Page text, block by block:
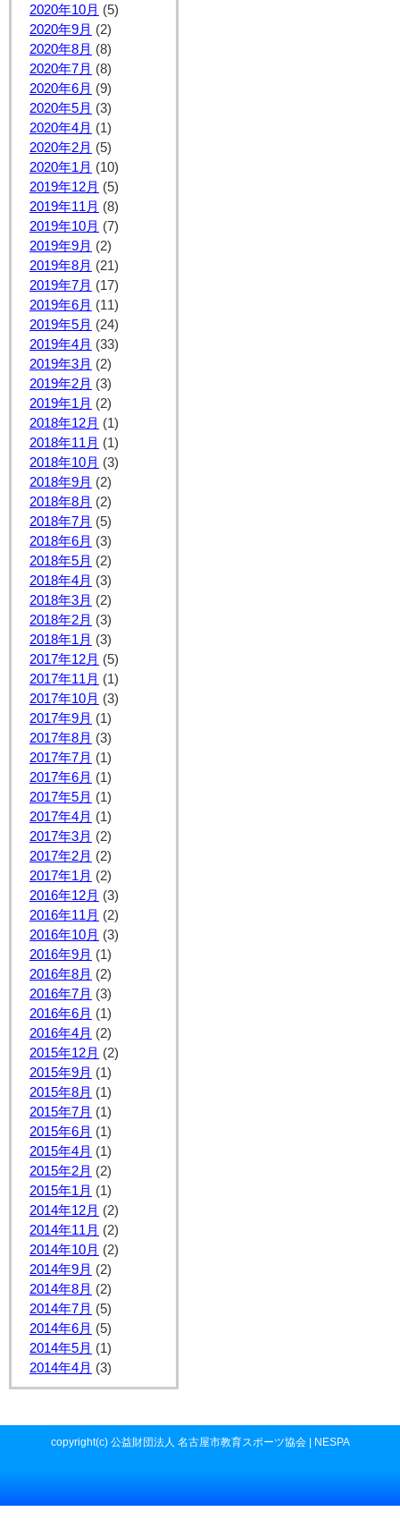
2020年10月 (5)
2020年9月 (2)
2020年8月 (8)
2020年7月 (8)
2020年6月 (9)
2020年5月 (3)
2020年4月 (1)
2020年2月 (5)
2020年1月 (10)
2019年12月 (5)
2019年11月 (8)
2019年10月 (7)
2019年9月 (2)
2019年8月 (21)
2019年7月 (17)
2019年6月 (11)
2019年5月 (24)
2019年4月 (33)
2019年3月 (2)
2019年2月 (3)
2019年1月 (2)
2018年12月 (1)
2018年11月 (1)
2018年10月 (3)
2018年9月 (2)
2018年8月 (2)
2018年7月 (5)
2018年6月 (3)
2018年5月 (2)
2018年4月 (3)
2018年3月 (2)
2018年2月 (3)
2018年1月 (3)
2017年12月 (5)
2017年11月 (1)
2017年10月 (3)
2017年9月 (1)
2017年8月 (3)
2017年7月 (1)
2017年6月 (1)
2017年5月 (1)
2017年4月 (1)
2017年3月 (2)
2017年2月 (2)
2017年1月 (2)
2016年12月 (3)
2016年11月 (2)
2016年10月 (3)
2016年9月 (1)
2016年8月 (2)
2016年7月 (3)
2016年6月 (1)
2016年4月 (2)
2015年12月 (2)
2015年9月 (1)
2015年8月 (1)
2015年7月 (1)
2015年6月 (1)
2015年4月 (1)
2015年2月 (2)
2015年1月 (1)
2014年12月 (2)
2014年11月 (2)
2014年10月 (2)
2014年9月 (2)
2014年8月 (2)
2014年7月 (5)
2014年6月 (5)
2014年5月 (1)
2014年4月 (3)
copyright(c) 公益財団法人 名古屋市教育スポーツ協会 | NESPA